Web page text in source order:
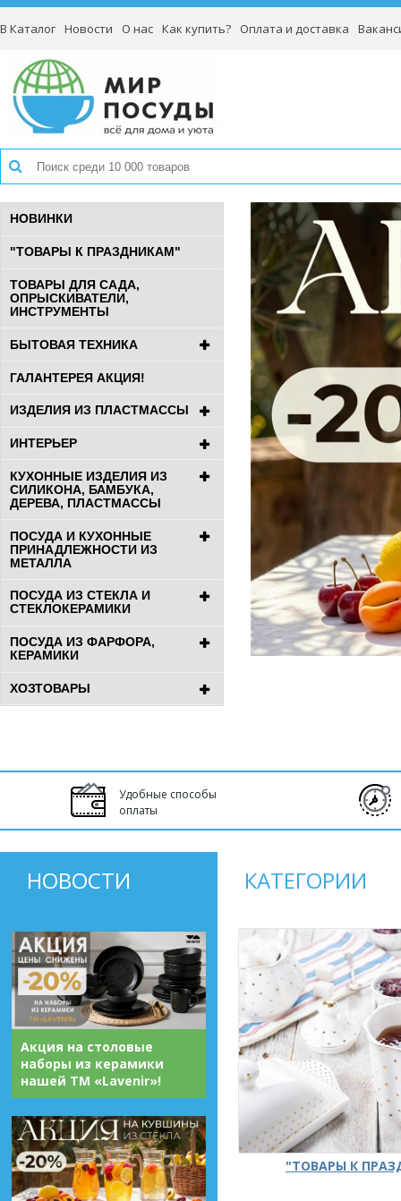
В Каталог Новости О нас Как купить? Оплата и доставка
НОВИНКИ
"ТОВАРЫ К ПРАЗДНИКАМ"
ТОВАРЫ ДЛЯ САДА,
ОПРЫСКИВАТЕЛИ,
ИНСТРУМЕНТЫ
БЫТОВАЯ ТЕХНИКА
ГАЛАНТЕРЕЯ АКЦИЯ!
ИЗДЕЛИЯ ИЗ ПЛАСТМАССЫ
ИНТЕРЬЕР
КУХОННЫЕ ИЗДЕЛИЯ ИЗ
СИЛИКОНА, БАМБУКА,
ДЕРЕВА, ПЛАСТМАССЫ
ПОСУДА И КУХОННЫЕ
ПРИНАДЛЕЖНОСТИ ИЗ
МЕТАЛЛА
ПОСУДА ИЗ СТЕКЛА И
СТЕКЛОКЕРАМИКИ
ПОСУДА ИЗ ФАРФОРА,
КЕРАМИКИ
ХОЗТОВАРЫ
Удобные способы
оплаты
НОВОСТИ
Акция на столовые
наборы из керамики
нашей ТМ «Lavenir»!
КАТЕГОРИИ
"ТОВАРЫ К